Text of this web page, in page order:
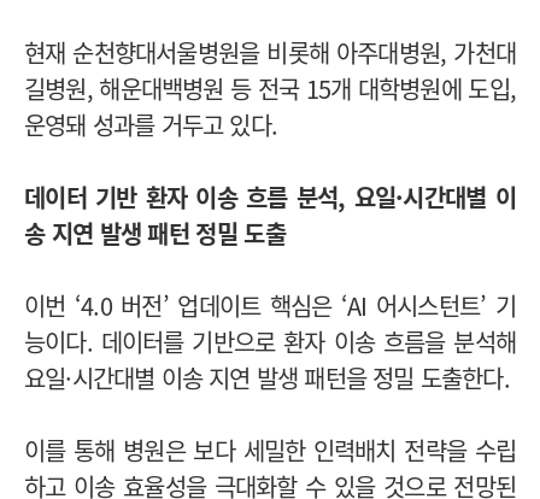
현재 순천향대서울병원을 비롯해 아주대병원, 가천대
길병원, 해운대백병원 등 전국 15개 대학병원에 도입,
운영돼 성과를 거두고 있다.
데이터 기반 환자 이송 흐름 분석, 요일·시간대별 이
송 지연 발생 패턴 정밀 도출
이번 ‘4.0 버전’ 업데이트 핵심은 ‘AI 어시스턴트’ 기
능이다. 데이터를 기반으로 환자 이송 흐름을 분석해
요일·시간대별 이송 지연 발생 패턴을 정밀 도출한다.
이를 통해 병원은 보다 세밀한 인력배치 전략을 수립
하고 이송 효율성을 극대화할 수 있을 것으로 전망된